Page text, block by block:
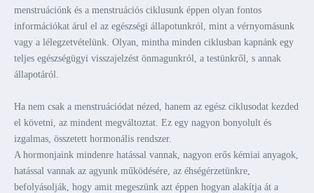
menstruációnk és a menstruációs ciklusunk éppen olyan fontos
információkat árul el az egészségi állapotunkról, mint a vérnyomásunk
vagy a lélegzetvételünk. Olyan, mintha minden ciklusban kapnánk egy
teljes egészségügyi visszajelzést önmagunkról, a testünkről, s annak
állapotáról.
Ha nem csak a menstruációdat nézed, hanem az egész ciklusodat kezded
el követni, az mindent megváltoztat. Ez egy nagyon bonyolult és
izgalmas, összetett hormonális rendszer.
A hormonjaink mindenre hatással vannak, nagyon erős kémiai anyagok,
hatással vannak az agyunk működésére, az éhségérzetünkre,
befolyásolják, hogy amit megeszünk azt éppen hogyan alakítja át a